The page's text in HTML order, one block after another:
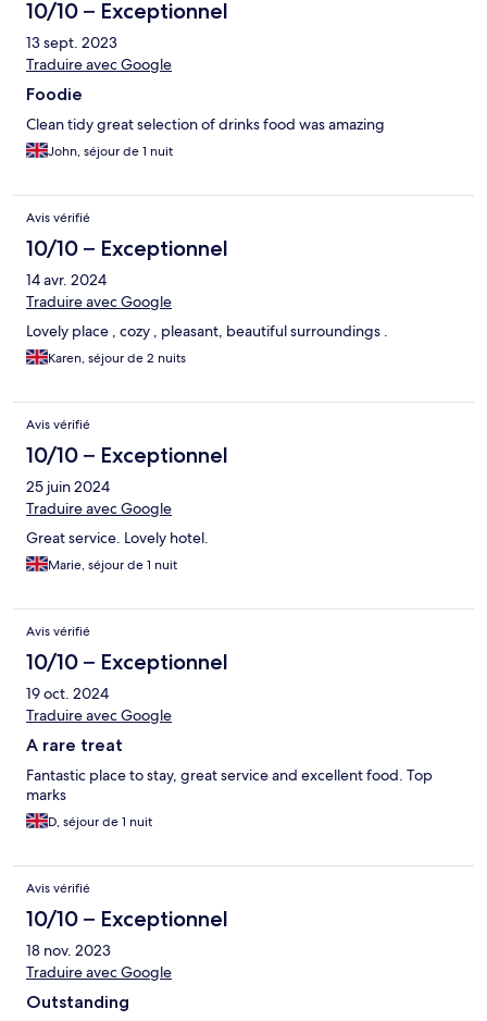
10/10 – Exceptionnel
13 sept. 2023
Traduire avec Google
Foodie
Clean tidy great selection of drinks food was amazing
John, séjour de 1 nuit
Avis vérifié
10/10 – Exceptionnel
14 avr. 2024
Traduire avec Google
Lovely place , cozy , pleasant, beautiful surroundings .
Karen, séjour de 2 nuits
Avis vérifié
10/10 – Exceptionnel
25 juin 2024
Traduire avec Google
Great service. Lovely hotel.
Marie, séjour de 1 nuit
Avis vérifié
10/10 – Exceptionnel
19 oct. 2024
Traduire avec Google
A rare treat
Fantastic place to stay, great service and excellent food. Top
marks
D, séjour de 1 nuit
Avis vérifié
10/10 – Exceptionnel
18 nov. 2023
Traduire avec Google
Outstanding